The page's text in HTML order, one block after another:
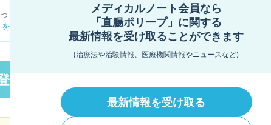
メディカルノート会員なら
「直腸ポリープ」に関する
最新情報を受け取ることができます
(治療法や治験情報、医療機関情報やニュースなど)
最新情報を受け取る
てお
まし
した
ほど
した
ませ
9月28日に直腸ポリープの切除が無事に終わり、
入院中は出血もなく、9月29日退院しました。 と
ころが、9月30日の朝お腹が「ゴロゴロ」するの
便器の中は、赤い血が混ざったかんじで便座に一
い。後は、様子を見てください言われました。原
因と今後の対処方法を教えてください。
録して医療相談する